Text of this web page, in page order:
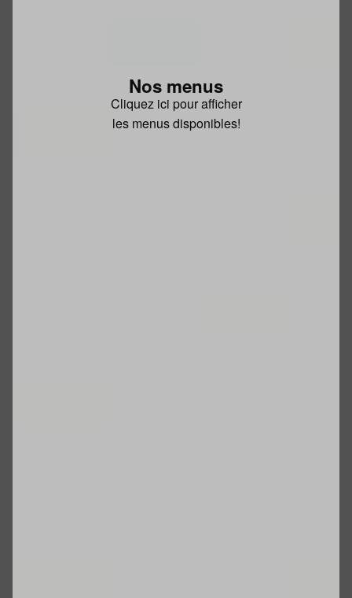
Nos menus
Cliquez ici pour afficher
les menus disponibles!